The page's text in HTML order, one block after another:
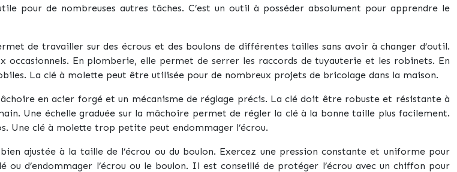
pour de nombreuses autres tâches. C’est un outil à posséder absolument pour apprendre le
de travailler sur des écrous et des boulons de différentes tailles sans avoir à changer d’outil.
En plomberie, elle permet de serrer les raccords de tuyauterie et les robinets. En
La clé à molette peut être utilisée pour de nombreux projets de bricolage dans la maison.
en acier forgé et un mécanisme de réglage précis. La clé doit être robuste et résistante à
Une échelle graduée sur la mâchoire permet de régler la clé à la bonne taille plus facilement.
Une clé à molette trop petite peut endommager l’écrou.
ajustée à la taille de l’écrou ou du boulon. Exercez une pression constante et uniforme pour
d’endommager l’écrou ou le boulon. Il est conseillé de protéger l’écrou avec un chiffon pour